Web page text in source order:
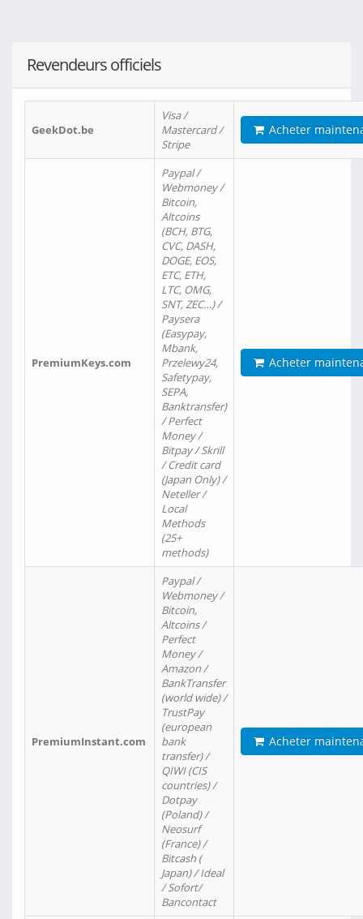
Revendeurs officiels
GeekDot.be
Visa /
Mastercard /
Stripe
Acheter
PremiumKeys.com
Paypal /
Webmoney /
Bitcoin,
Altcoins
(BCH, BTG,
CVC, DASH,
DOGE, EOS,
ETC, ETH,
LTC, OMG,
SNT, ZEC…) /
Paysera
(Easypay,
Mbank,
Przelewy24,
Safetypay,
SEPA,
Banktransfer)
/ Perfect
Money /
Bitpay / Skrill
/ Credit card
(Japan Only) /
Neteller /
Local
Methods
(25+
methods)
Acheter
PremiumInstant.com
Paypal /
Webmoney /
Bitcoin,
Altcoins /
Perfect
Money /
Amazon /
BankTransfer
(world wide) /
TrustPay
(european
bank
transfer) /
QIWI (CIS
countries) /
Dotpay
(Poland) /
Neosurf
(France) /
Bitcash (
Japan) / Ideal
/ Sofort/
Bancontact
Acheter